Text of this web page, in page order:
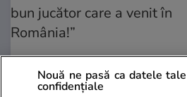
Nouă ne pasă ca datele
confidențiale